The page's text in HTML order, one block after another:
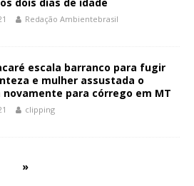
Redação Ambientebrasil
escala barranco para fugir
e mulher assustada o
novamente para córrego em MT
clipping
»